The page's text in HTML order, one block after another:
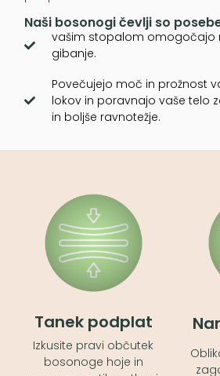
Naši bosonogi čevlji so
vašim stopalom omogočajo
gibanje.
Povečujejo moč in prožnost
lokov in poravnajo vaše telo
in boljše ravnotežje.
Tanek podplat
Izkusite pravi občutek
bosonoge hoje in